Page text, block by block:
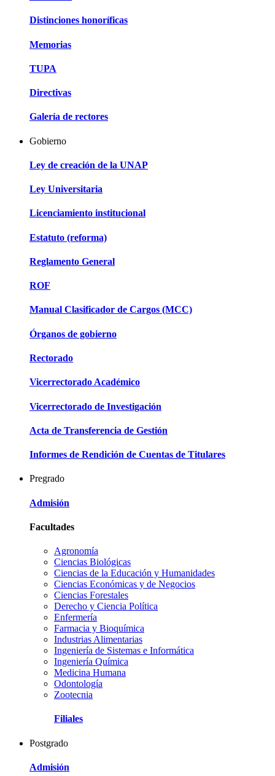
Distinciones honoríficas
Memorias
TUPA
Directivas
Galería de rectores
Gobierno
Ley de creación de la UNAP
Ley Universitaria
Licenciamiento institucional
Estatuto (reforma)
Reglamento General
ROF
Manual Clasificador de Cargos (MCC)
Órganos de gobierno
Rectorado
Vicerrectorado Académico
Vicerrectorado de Investigación
Acta de Transferencia de Gestión
Informes de Rendición de Cuentas de Titulares
Pregrado
Admisión
Facultades
Agronomía
Ciencias Biológicas
Ciencias de la Educación y Humanidades
Ciencias Económicas y de Negocios
Ciencias Forestales
Derecho y Ciencia Política
Enfermería
Farmacia y Bioquímica
Industrias Alimentarias
Ingeniería de Sistemas e Informática
Ingeniería Química
Medicina Humana
Odontología
Zootecnia
Filiales
Postgrado
Admisión